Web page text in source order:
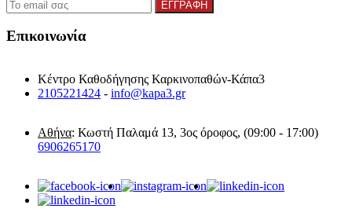
Επικοινωνία
Κέντρο Καθοδήγησης Καρκινοπαθών-Κάπα3
2105221424 - info@kapa3.gr
Αθήνα: Κωστή Παλαμά 13, 3ος όροφος, (09:00 - 17:00)
6906265170